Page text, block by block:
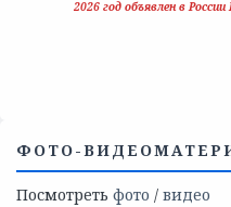
2026 год объявлен в
ФОТО-
Посмотреть фото / видео